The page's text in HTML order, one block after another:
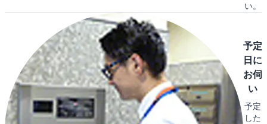
い。
予定
日に
お伺
い
予定
した